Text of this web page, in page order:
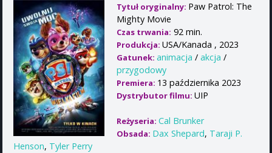
Tytuł oryginalny: Paw Patrol: The
Mighty Movie
Czas trwania: 92 min.
Produkcja: USA/Kanada , 2023
Gatunek: animacja / akcja /
przygodowy
Premiera: 13 października 2023
Dystrybutor filmu: UIP
Reżyseria: Cal Brunker
Obsada: Dax Shepard, Taraji P.
Henson, Tyler Perry